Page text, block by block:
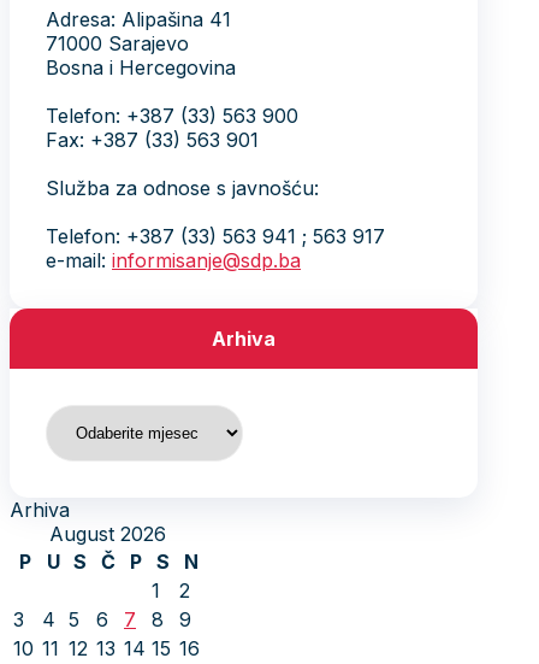
Adresa: Alipašina 41
71000 Sarajevo
Bosna i Hercegovina
Telefon: +387 (33) 563 900
Fax: +387 (33) 563 901
Služba za odnose s javnošću:
Telefon: +387 (33) 563 941 ; 563 917
e-mail: informisanje@sdp.ba
Arhiva
Arhiva
Arhiva
August 2026
P
U S Č P S
N
1
2
3
4 5 6 7 8
9
10 11 12 13 14 15 16